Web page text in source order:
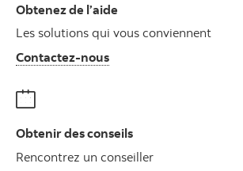
Obtenez de l’aide
Les solutions qui vous conviennent
Contactez-nousAutres numéros,
Obtenir des conseils
Rencontrez un conseiller